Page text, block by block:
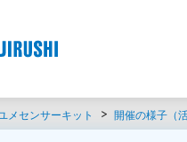
ユメセンサーキット 開催の様子（